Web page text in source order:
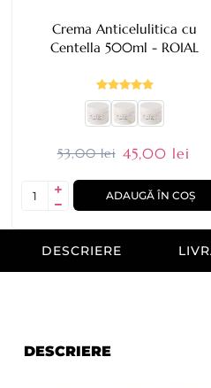
Crema Anticelulitica cu
Centella 500ml - ROIAL
53,00 lei 45,00 lei
ADAUGĂ ÎN COȘ
DESCRIERE
DESCRIERE